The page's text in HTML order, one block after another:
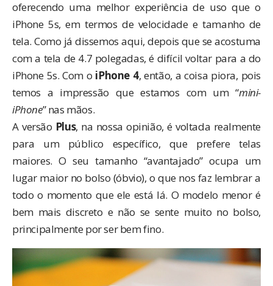
oferecendo uma melhor experiência de uso que o
iPhone 5s, em termos de velocidade e tamanho de
tela. Como já dissemos aqui, depois que se acostuma
com a tela de 4.7 polegadas, é difícil voltar para a do
iPhone 5s. Com o iPhone 4, então, a coisa piora, pois
temos a impressão que estamos com um “mini-
iPhone” nas mãos.
A versão Plus, na nossa opinião, é voltada realmente
para um público específico, que prefere telas
maiores. O seu tamanho “avantajado” ocupa um
lugar maior no bolso (óbvio), o que nos faz lembrar a
todo o momento que ele está lá. O modelo menor é
bem mais discreto e não se sente muito no bolso,
principalmente por ser bem fino.